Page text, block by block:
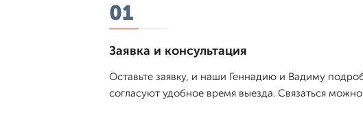
01
Заявка и консультация
Оставьте заявку, и наши Геннадию и Вадиму
согласуют удобное время выезда. Связаться